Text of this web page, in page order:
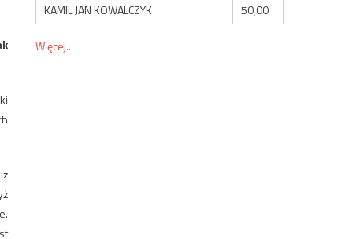
KAMIL JAN KOWALCZYK
50,00
Więcej...